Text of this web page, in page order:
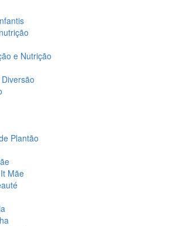
e Nutrição
Plantão
Mãe